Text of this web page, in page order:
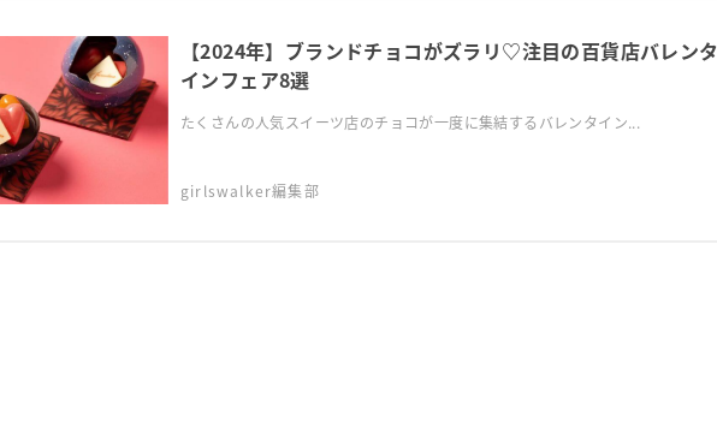
【2024年】ブランドチョコがズラリ♡注目の百貨店バレンタ
インフェア8選
たくさんの人気スイーツ店のチョコが一度に集結するバレンタイン...
girlswalker編集部